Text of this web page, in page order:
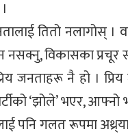
तितो नलागोस्
नसक्नु, विकासका
जनताहरू नै हो ।
‘झोले’ भएर,
पनि गलत रूपमा